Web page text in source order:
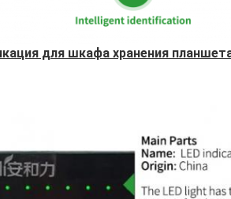
для шкафа хранения